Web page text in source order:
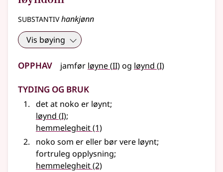
substantivhankjønn
Vis bøying
Opphav jamfør løyne(2
II)og løynd (1
I)
Tyding og bruk
det at noko er løynt;
løynd (1
I);
hemmelegheit(1)
noko som ereller bør vere løynt;
fortruleg opplysning;
hemmelegheit(2)